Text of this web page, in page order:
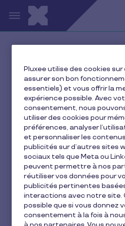
Aller au contenu principal
CSE
PV de carence CSE : qu’est-ce
l’établir ?
PV de carence
qu’est-ce que
comment
5 min de lecture 24 juin
Pluxee utilise des cookies
assurer son bon
essentiels) et vous offrir la
expérience possible. Avec
consentement, nous
utiliser des cookies pour
préférences, analyser
et personnaliser les
publicités sur d’autres sites
sociaux tels que Meta ou
peuvent permettre à nos
réutiliser vos données pour
publicités pertinentes
interactions avec notre site.
possible que si vous donnez
consentement à la fois à